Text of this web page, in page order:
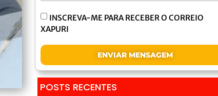
INSCREVA-ME PARA RECEBER O CORREIO
XAPURI
ENVIAR MENSAGEM
POSTS RECENTES